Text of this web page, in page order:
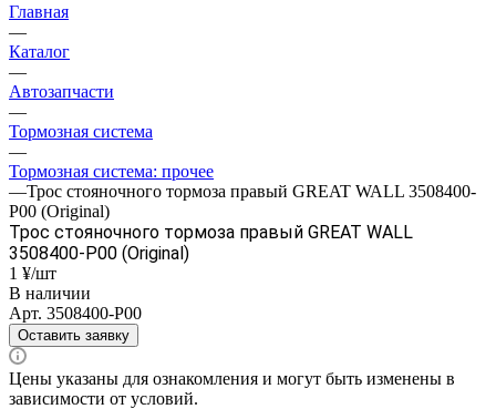
Главная
—
Каталог
—
Автозапчасти
—
Тормозная система
—
Тормозная система: прочее
—Трос стояночного тормоза правый GREAT WALL 3508400-
P00 (Original)
Трос стояночного тормоза правый GREAT WALL
3508400-P00 (Original)
1 ¥/шт
В наличии
Арт. 3508400-P00
Оставить заявку
Цены указаны для ознакомления и могут быть изменены в
зависимости от условий.